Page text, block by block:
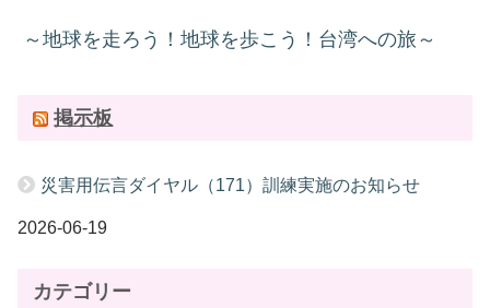
～地球を走ろう！地球を歩こう！台湾への旅～
掲示板
災害用伝言ダイヤル（171）訓練実施のお知らせ
2026-06-19
カテゴリー